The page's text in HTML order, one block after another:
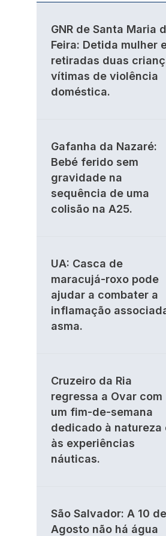
GNR de Santa Maria
Feira: Detida mulher
retiradas duas
vítimas de violência
doméstica.
Gafanha da Nazaré:
Bebé ferido sem
gravidade na
sequência de uma
colisão na A25.
UA: Casca de
maracujá-roxo pode
ajudar a combater a
inflamação
asma.
Cruzeiro da Ria
regressa a Ovar com
um fim-de-semana
dedicado à natureza
às experiências
náuticas.
São Salvador: A 10 de
Agosto não há água